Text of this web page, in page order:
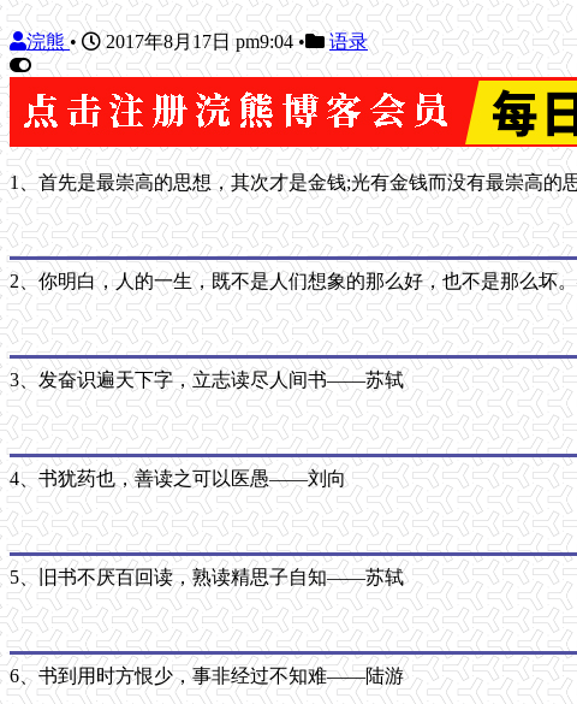
浣熊• 2017年8月17日 pm9:04• 语录
1、首先是最崇高的思想，其次才是金钱;光有金钱而没有最崇高
2、你明白，人的一生，既不是人们想象的那么好，也不是那么坏
3、发奋识遍天下字，立志读尽人间书——苏轼
4、书犹药也，善读之可以医愚——刘向
5、旧书不厌百回读，熟读精思子自知——苏轼
6、书到用时方恨少，事非经过不知难——陆游